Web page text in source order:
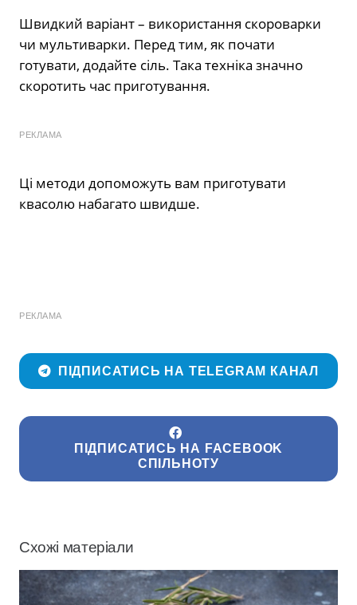
Швидкий варіант – використання скороварки
чи мультиварки. Перед тим, як почати
готувати, додайте сіль. Така техніка значно
скоротить час приготування.
РЕКЛАМА
Ці методи допоможуть вам приготувати
квасолю набагато швидше.
РЕКЛАМА
ПІДПИСАТИСЬ НА TELEGRAM КАНАЛ
ПІДПИСАТИСЬ НА FACEBOOK
СПІЛЬНОТУ
Схожі матеріали